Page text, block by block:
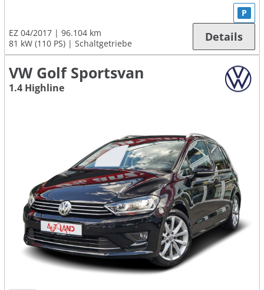
EZ 04/2017
96.104 km
81 kW (110 PS)
Schaltgetriebe
P
Details
VW Golf Sportsvan
1.4 Highline